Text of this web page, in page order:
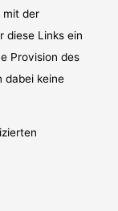
mit der
diese Links ein
Provision des
dabei keine